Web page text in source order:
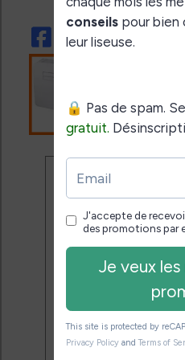
Ne rate
promo
Rejoins 3500
reçoivent
meilleures
pour bien choisir